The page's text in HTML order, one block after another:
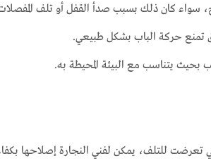
سواء كان ذلك بسبب صدأ القفل أو تلف
تمنع حركة الباب بشكل طبيعي.
بحيث يتناسب مع البيئة المحيطة به.
للتلف، يمكن لفني النجارة إصلاحها